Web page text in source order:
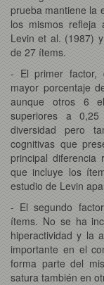
prueba mantiene la
los mismos refleja
Levin et al. (1987)
de 27 ítems.
- El primer factor,
mayor porcentaje
aunque otros 6
superiores a
diversidad pero
cognitivas que
principal diferencia
que incluye los
estudio de Levin
- El segundo factor
ítems. No se ha
hiperactividad y la
importante en el
forma parte del
satura también en